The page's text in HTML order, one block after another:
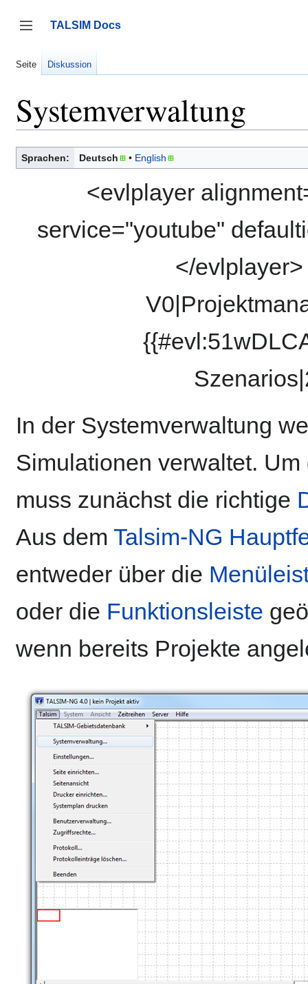
springen
Seitenleiste umschalten
TALSIM Docs
Seite Diskussion
Systemverwaltung
Sprachen: Deutsch English
<evlplayer
service="youtube"
</
In der Systemverwaltung
Simulationen verwaltet.
muss zunächst die richtige
Aus dem Talsim-NG
entweder über die
oder die Funktionsleiste
wenn bereits Projekte